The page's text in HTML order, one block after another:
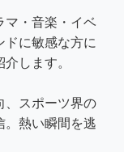
マ・音楽・イベ
ドに敏感な方に
します。
、スポーツ界の
。熱い瞬間を逃